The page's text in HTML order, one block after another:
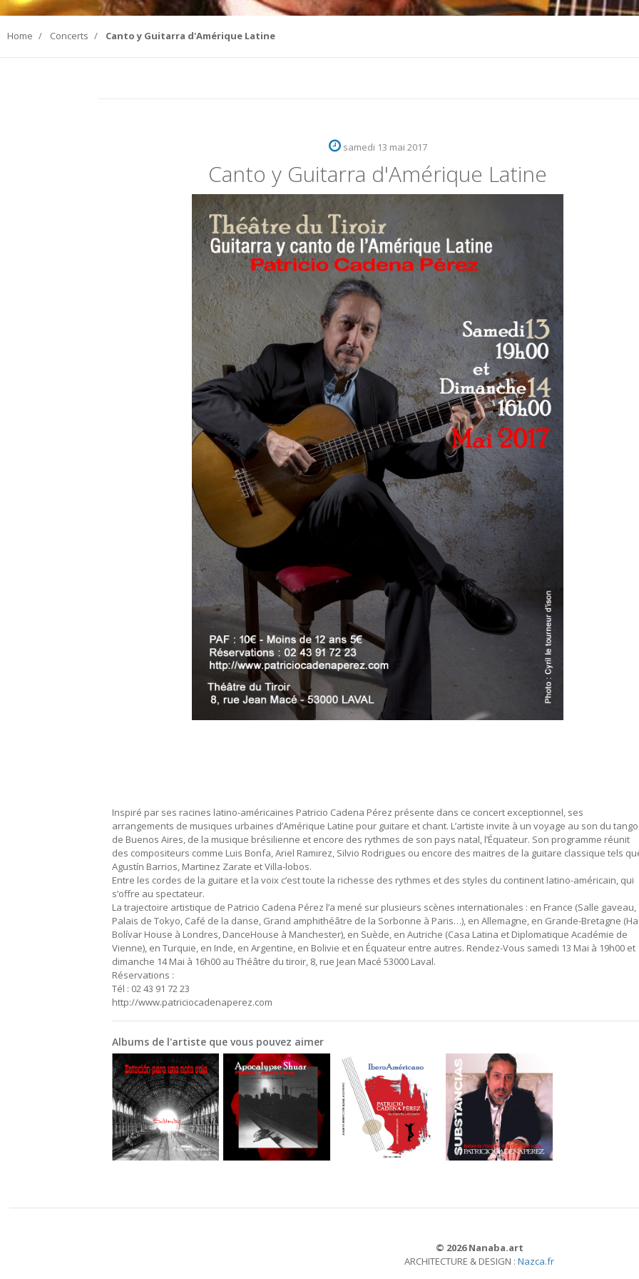
Home Concerts Canto y Guitarra d'Amérique Latine
samedi 13 mai 2017
Canto y Guitarra d'Amérique Latine
Inspiré par ses racines latino-américaines Patricio Cadena Pérez présente dans ce concert exceptionnel, ses
arrangements de musiques urbaines d’Amérique Latine pour guitare et chant. L’artiste invite à un voyage au son du tango
de Buenos Aires, de la musique brésilienne et encore des rythmes de son pays natal, l’Équateur. Son programme réunit
des compositeurs comme Luis Bonfa, Ariel Ramirez, Silvio Rodrigues ou encore des maitres de la guitare classique tels
Agustín Barrios, Martinez Zarate et Villa-lobos.
Entre les cordes de la guitare et la voix c’est toute la richesse des rythmes et des styles du continent latino-américain, qui
s’offre au spectateur.
La trajectoire artistique de Patricio Cadena Pérez l’a mené sur plusieurs scènes internationales : en France (Salle gaveau,
Palais de Tokyo, Café de la danse, Grand amphithéâtre de la Sorbonne à Paris…), en Allemagne, en Grande-Bretagne
Bolívar House à Londres, DanceHouse à Manchester), en Suède, en Autriche (Casa Latina et Diplomatique Académie de
Vienne), en Turquie, en Inde, en Argentine, en Bolivie et en Équateur entre autres. Rendez-Vous samedi 13 Mai à 19h00 et
dimanche 14 Mai à 16h00 au Théâtre du tiroir, 8, rue Jean Macé 53000 Laval.
Réservations :
Tél : 02 43 91 72 23
http://www.patriciocadenaperez.com
Albums de l'artiste que vous pouvez aimer
© 2026 Nanaba.art
ARCHITECTURE & DESIGN : Nazca.fr